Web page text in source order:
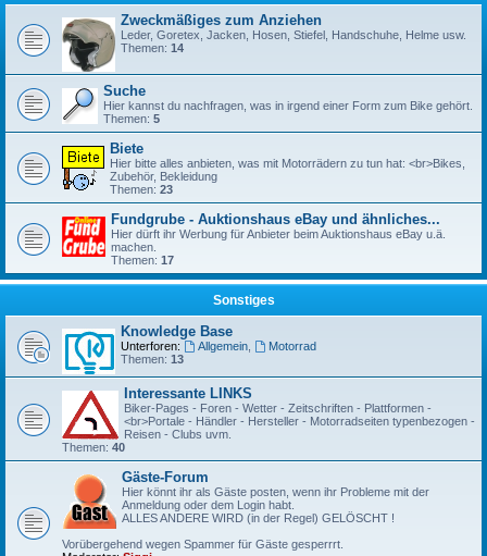
Zweckmäßiges zum Anziehen
Leder, Goretex, Jacken, Hosen, Stiefel, Handschuhe, Helme usw.
Themen: 14
Suche
Hier kannst du nachfragen, was in irgend einer Form zum Bike gehört.
Themen: 5
Biete
Hier bitte alles anbieten, was mit Motorrädern zu tun hat: <br>Bikes,
Zubehör, Bekleidung
Themen: 23
Fundgrube - Auktionshaus eBay und ähnliches...
Hier dürft ihr Werbung für Anbieter beim Auktionshaus eBay u.ä.
machen.
Themen: 17
Sonstiges
Knowledge Base
Unterforen: Allgemein,
Motorrad
Themen: 13
Interessante LINKS
Biker-Pages - Foren - Wetter - Zeitschriften - Plattformen -
<br>Portale - Händler - Hersteller - Motorradseiten typenbezogen -
Reisen - Clubs uvm.
Themen: 40
Gäste-Forum
Hier könnt ihr als Gäste posten, wenn ihr Probleme mit der
Anmeldung oder dem Login habt.
ALLES ANDERE WIRD (in der Regel) GELÖSCHT !
Vorübergehend wegen Spammer für Gäste gesperrrt.